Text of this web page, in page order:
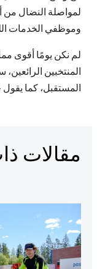
لمواصلة النضال
وموظفي الخدمات
لم نكن يومًا أقوى
المنتخبين
المستقبل، كما
مقالات